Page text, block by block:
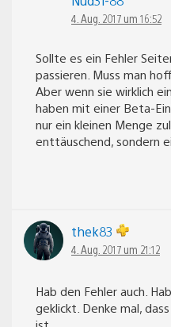
4. Aug. 2017 um 16:52
Sollte es ein Fehler
passieren. Muss man
Aber wenn sie wirklich
haben mit einer Beta-
nur ein kleinen Menge
enttäuschend, sondern
thek83
4. Aug. 2017 um 21:12
Hab den Fehler auch.
geklickt. Denke mal,